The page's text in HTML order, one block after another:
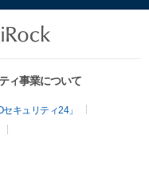
ィ事業について
キュリティ24」